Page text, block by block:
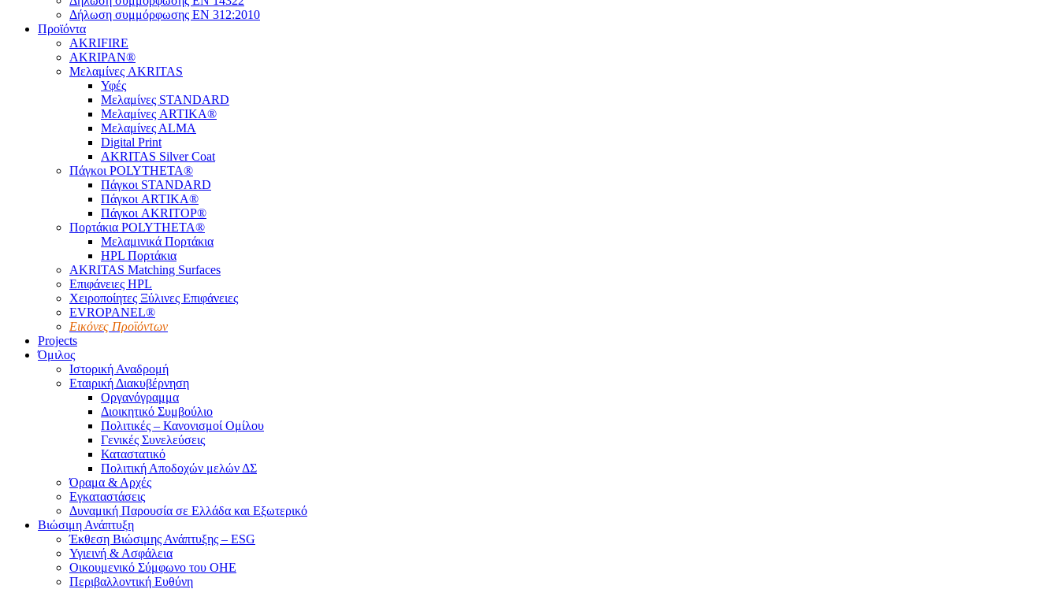
Δήλωση συμμόρφωσης EN 312:2010
Προϊόντα
AKRIFIRE
AKRIPAN®
Μελαμίνες AKRITAS
Υφές
Μελαμίνες STANDARD
Μελαμίνες ARTIKA®
Μελαμίνες ΑLMA
Digital Print
AKRITAS Silver Coat
Πάγκοι POLYTHETA®
Πάγκοι STANDARD
Πάγκοι ARTIKA®
Πάγκοι AKRITOP®
Πορτάκια POLYTHETA®
Μελαμινικά Πορτάκια
HPL Πορτάκια
AKRITAS Matching Surfaces
Επιφάνειες HPL
Χειροποίητες Ξύλινες Επιφάνειες
EVROPANEL®
Εικόνες Προϊόντων
Projects
Όμιλος
Ιστορική Αναδρομή
Εταιρική Διακυβέρνηση
Οργανόγραμμα
Διοικητικό Συμβούλιο
Πολιτικές – Κανονισμοί Ομίλου
Γενικές Συνελεύσεις
Καταστατικό
Πολιτική Αποδοχών μελών ΔΣ
Όραμα & Αρχές
Εγκαταστάσεις
Δυναμική Παρουσία σε Ελλάδα και Εξωτερικό
Βιώσιμη Ανάπτυξη
Έκθεση Βιώσιμης Ανάπτυξης – ESG
Υγιεινή & Ασφάλεια
Οικουμενικό Σύμφωνο του ΟΗΕ
Περιβαλλοντική Ευθύνη